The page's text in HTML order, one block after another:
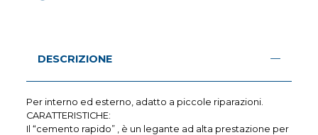
DESCRIZIONE
Per interno ed esterno, adatto a piccole riparazioni.
CARATTERISTICHE:
Il “cemento rapido” , è un legante ad alta prestazione per